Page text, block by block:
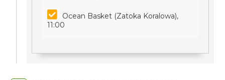
Ocean Basket (Zatoka Koralowa),
11:00